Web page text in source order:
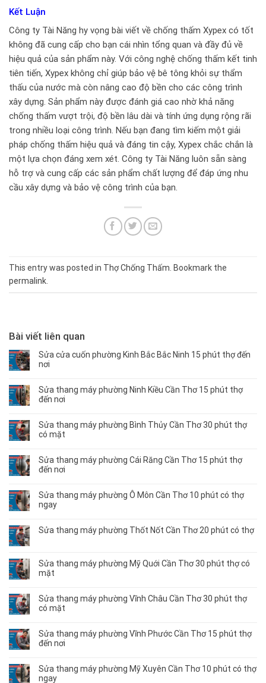
Kết Luận
Công ty Tài Năng hy vọng bài viết về chống thấm Xypex có tốt
không đã cung cấp cho bạn cái nhìn tổng quan và đầy đủ về
hiệu quả của sản phẩm này. Với công nghệ chống thấm kết tinh
tiên tiến, Xypex không chỉ giúp bảo vệ bê tông khỏi sự thẩm
thấu của nước mà còn nâng cao độ bền cho các công trình
xây dựng. Sản phẩm này được đánh giá cao nhờ khả năng
chống thấm vượt trội, độ bền lâu dài và tính ứng dụng rộng rãi
trong nhiều loại công trình. Nếu bạn đang tìm kiếm một giải
pháp chống thấm hiệu quả và đáng tin cậy, Xypex chắc chắn là
một lựa chọn đáng xem xét. Công ty Tài Năng luôn sẵn sàng
hỗ trợ và cung cấp các sản phẩm chất lượng để đáp ứng nhu
cầu xây dựng và bảo vệ công trình của bạn.
This entry was posted in Thợ Chống Thấm . Bookmark the
permalink
Bài viết liên quan
Sửa cửa cuốn phường Kinh Bắc Bắc Ninh 15 phút thợ đến
nơi
Sửa thang máy phường Ninh Kiều Cần Thơ 15 phút thợ
đến nơi
Sửa thang máy phường Bình Thủy Cần Thơ 30 phút thợ
có mặt
Sửa thang máy phường Cái Răng Cần Thơ 15 phút thợ
đến nơi
Sửa thang máy phường Ô Môn Cần Thơ 10 phút có thợ
ngay
Sửa thang máy phường Thốt Nốt Cần Thơ 20 phút có thợ
Sửa thang máy phường Mỹ Quới Cần Thơ 30 phút thợ có
mặt
Sửa thang máy phường Vĩnh Châu Cần Thơ 30 phút thợ
có mặt
Sửa thang máy phường Vĩnh Phước Cần Thơ 15 phút thợ
đến nơi
Sửa thang máy phường Mỹ Xuyên Cần Thơ 10 phút có thợ
ngay